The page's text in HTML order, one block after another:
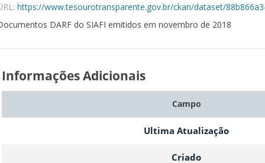
https://www.tesourotransparente.gov.br/ckan/dataset/
DARF do SIAFI emitidos em novembro de 2018
Informações Adicionais
Campo
Ultima Atualização
Criado